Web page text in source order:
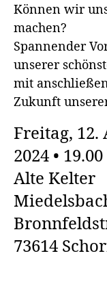
Können wir
machen?
Spannender
unserer
mit
Zukunft
Freitag,
2024 •
Alte Kelter
73614